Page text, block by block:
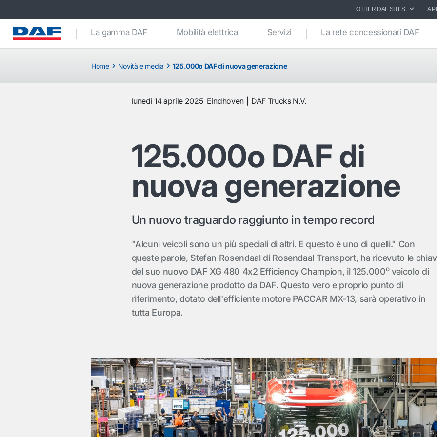
OTHER DAF SITES A
La gamma DAF Mobilità elettrica Servizi La rete concessionari DAF
Home Novità e media 125.000o DAF di nuova generazione
lunedì 14 aprile 2025 Eindhoven DAF Trucks N.V.
125.000o DAF di
nuova generazione
Un nuovo traguardo raggiunto in tempo record
"Alcuni veicoli sono un più speciali di altri. E questo è uno di quelli." Con
queste parole, Stefan Rosendaal di Rosendaal Transport, ha ricevuto le
del suo nuovo DAF XG 480 4x2 Efficiency Champion, il 125.000oveicolo di
nuova generazione prodotto da DAF. Questo vero e proprio punto di
riferimento, dotato dell'efficiente motore PACCAR MX-13, sarà operativo in
tutta Europa.